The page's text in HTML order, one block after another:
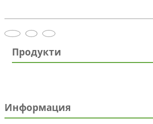
Продукти
Информация